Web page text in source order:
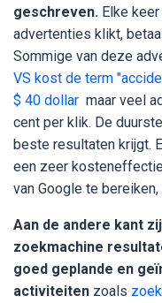
geschreven. Elke
advertenties klikt,
Sommige van deze
VS kost de term
$ 40 dollar maar veel
cent per klik. De
beste resultaten krijgt.
een zeer
van Google te
Aan de andere kant
zoekmachine
goed geplande en
activiteiten zoals